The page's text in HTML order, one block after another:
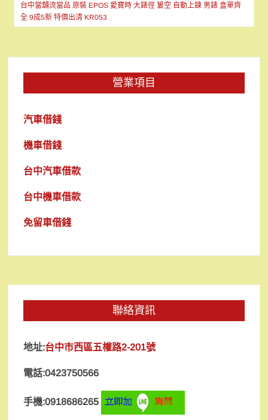
章
導
覽
台中當舖流當品 原裝 EPOS 愛寶時 大錶徑 簍空 自動上鍊 男錶 盒單齊
全 9成5新 特價出清 KR053
營業項目
汽車借錢
機車借錢
台中汽車借款
台中機車借款
免留車借錢
聯絡資訊
地址:台中市西區五權路2-201號
電話:0423750566
手機:0918686265